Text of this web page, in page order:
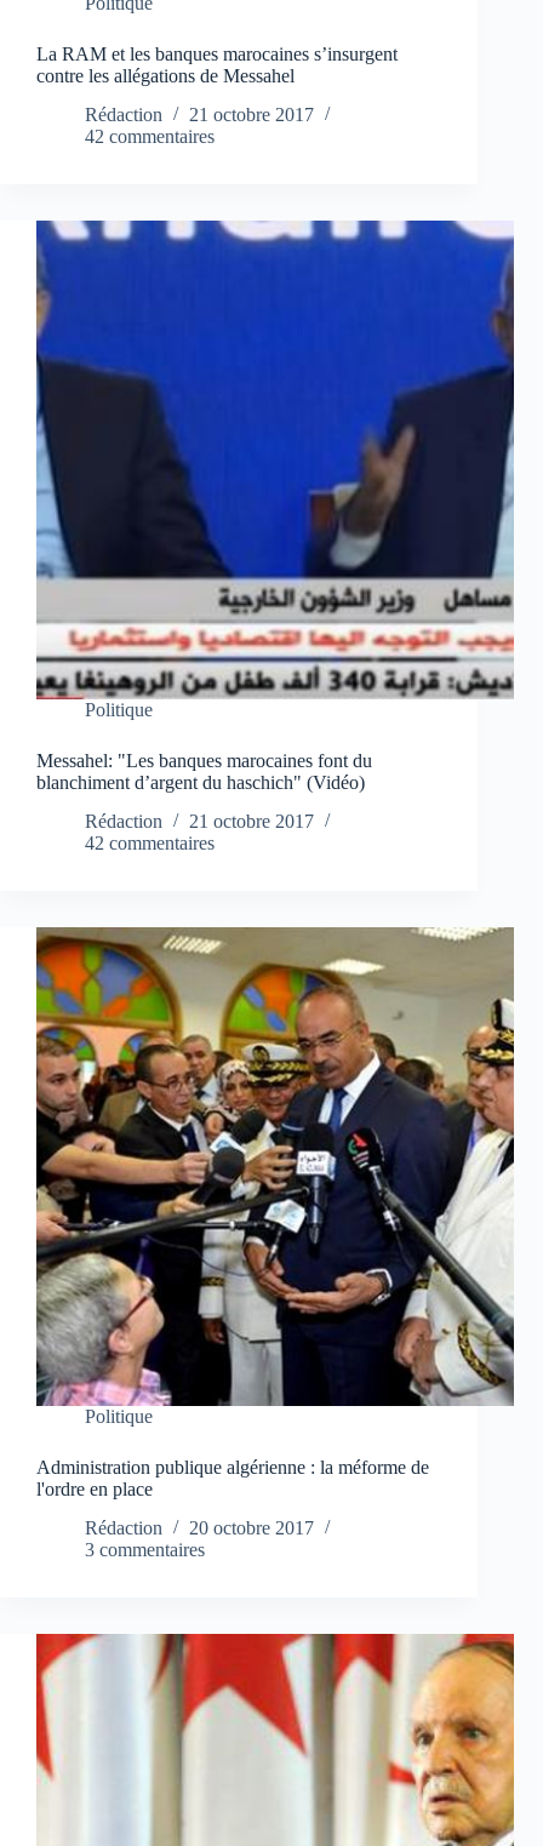
La RAM et les banques marocaines s’insurgent
contre les allégations de Messahel
Rédaction
21 octobre 2017
42 commentaires
Politique
Messahel: "Les banques marocaines font du
blanchiment d’argent du haschich" (Vidéo)
Rédaction
21 octobre 2017
42 commentaires
Politique
Administration publique algérienne : la méforme de
l'ordre en place
Rédaction
20 octobre 2017
3 commentaires